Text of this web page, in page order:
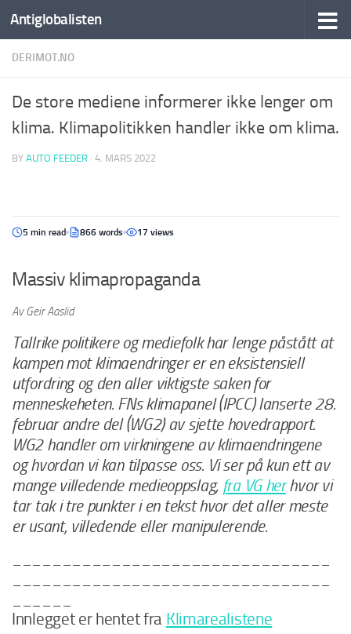
Antiglobalisten
DERIMOT.NO
De store mediene informerer ikke lenger om
klima. Klimapolitikken handler ikke om klima.
BY AUTO FEEDER · 4. MARS 2022
5 min read 866 words 17 views
Massiv klimapropaganda
Av Geir Aaslid
Tallrike politikere og mediefolk har lenge påstått at
kampen mot klimaendringer er en eksistensiell
utfordring og den aller viktigste saken for
menneskeheten. FNs klimapanel (IPCC) lanserte 28.
februar andre del (WG2) av sjette hovedrapport.
WG2 handler om virkningene av klimaendringene
og hvordan vi kan tilpasse oss. Vi ser på kun ett av
mange villedende medieoppslag, fra VG herhvor vi
tar tak i tre punkter i en tekst hvor det aller meste
er usant, villedende eller manipulerende.
Innlegget er hentet fra Klimarealistene